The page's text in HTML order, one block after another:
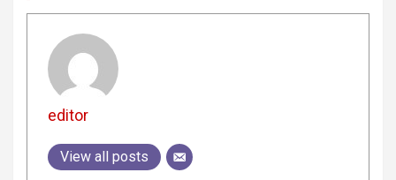
editor
View all posts